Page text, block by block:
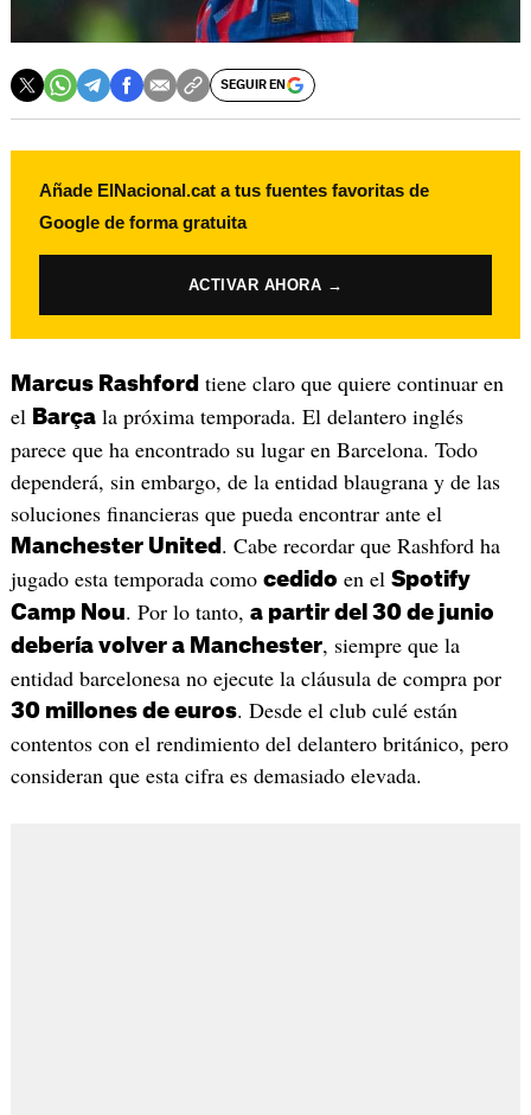
SEGUIR EN
Añade ElNacional.cat a tus fuentes favoritas de
Google de forma gratuita
ACTIVAR AHORA →
Marcus Rashford tiene claro que quiere continuar en
el Barçala próxima temporada. El delantero inglés
parece que ha encontrado su lugar en Barcelona. Todo
dependerá, sin embargo, de la entidad blaugrana y de las
soluciones financieras que pueda encontrar ante el
Manchester United . Cabe recordar que Rashford ha
jugado esta temporada como cedido en el Spotify
Camp Nou. Por lo tanto, a partir del 30 de junio
debería volver a Manchester, siempre que la
entidad barcelonesa no ejecute la cláusula de compra por
30 millones de euros. Desde el club culé están
contentos con el rendimiento del delantero británico, pero
consideran que esta cifra es demasiado elevada.